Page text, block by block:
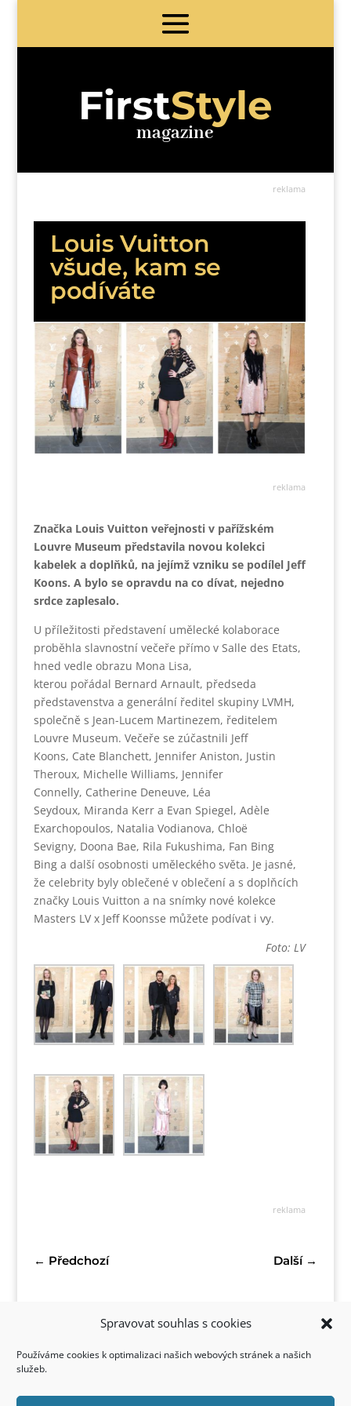
Spravovat souhlas s cookies
Používáme cookies k optimalizaci našich webových stránek a našich
služeb.
FirstStyle
magazine
reklama
Louis Vuitton
všude, kam se
podíváte
reklama
Značka Louis Vuitton veřejnosti v pařížském
Louvre Museum představila novou kolekci
kabelek a doplňků, na jejímž vzniku se podílel Jeff
Koons. A bylo se opravdu na co dívat, nejedno
srdce zaplesalo.
U příležitosti představení umělecké kolaborace
proběhla slavnostní večeře přímo v Salle des Etats,
hned vedle obrazu Mona Lisa,
kterou pořádal Bernard Arnault, předseda
představenstva a generální ředitel skupiny LVMH,
společně s Jean-Lucem Martinezem, ředitelem
Louvre Museum. Večeře se zúčastnili Jeff
Koons, Cate Blanchett, Jennifer Aniston, Justin
Theroux, Michelle Williams, Jennifer
Connelly, Catherine Deneuve, Léa
Seydoux, Miranda Kerr a Evan Spiegel, Adèle
Exarchopoulos, Natalia Vodianova, Chloë
Sevigny, Doona Bae, Rila Fukushima, Fan Bing
Bing a další osobnosti uměleckého světa. Je jasné,
že celebrity byly oblečené v oblečení a s doplňcích
značky Louis Vuitton a na snímky nové kolekce
Masters LV x Jeff Koonsse můžete podívat i vy.
Foto: LV
reklama
← Předchozí Další→